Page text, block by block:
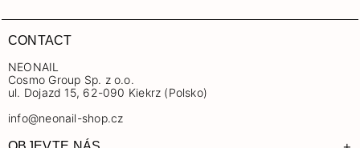
CONTACT
NEONAIL
Cosmo Group Sp. z o.o.
ul. Dojazd 15, 62-090 Kiekrz (Polsko)
info@neonail-shop.cz